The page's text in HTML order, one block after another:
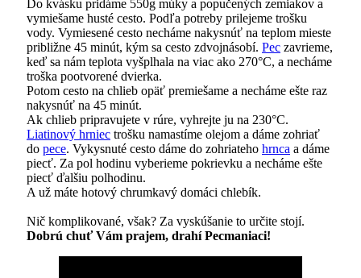
Do kvásku pridáme 550g múky a popučených zemiakov a
vymiešame husté cesto. Podľa potreby prilejeme trošku
vody. Vymiesené cesto necháme nakysnúť na teplom mieste
približne 45 minút, kým sa cesto zdvojnásobí. Pec zavrieme,
keď sa nám teplota vyšplhala na viac ako 270°C, a necháme
troška pootvorené dvierka.
Potom cesto na chlieb opäť premiešame a necháme ešte raz
nakysnúť na 45 minút.
Ak chlieb pripravujete v rúre, vyhrejte ju na 230°C.
Liatinový hrniec trošku namastíme olejom a dáme zohriať
do pece. Vykysnuté cesto dáme do zohriateho hrnca a dáme
piecť. Za pol hodinu vyberieme pokrievku a necháme ešte
piecť ďalšiu polhodinu.
A už máte hotový chrumkavý domáci chlebík.
Nič komplikované, však? Za vyskúšanie to určite stojí.
Dobrú chuť Vám prajem, drahí Pecmaniaci!